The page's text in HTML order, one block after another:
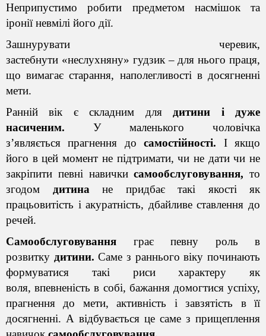
Неприпустимо робити предметом насмішок та
іронії невмілі його дії.
Зашнурувати черевик,
застебнути «неслухняну» гудзик – для нього праця,
що вимагає старання, наполегливості в досягненні
мети.
Ранній вік є складним для дитини і дуже
насиченим. У маленького чоловічка
з’являєтьсяпрагнення досамостійності. І якщо
його в цей момент не підтримати, чи не дати чи не
закріпити певні навичкисамообслуговування, то
згодом дитина не придбає такі якості як
працьовитість і акуратність, дбайливе ставлення до
речей.
Самообслуговування грає певну роль в
розвитку дитини. Саме з раннього віку починають
формуватися такі риси характеру як
воля,впевненість в собі, бажання домогтися успіху,
прагнення до мети, активність і завзятість в її
досягненні. А відбувається це саме з прищеплення